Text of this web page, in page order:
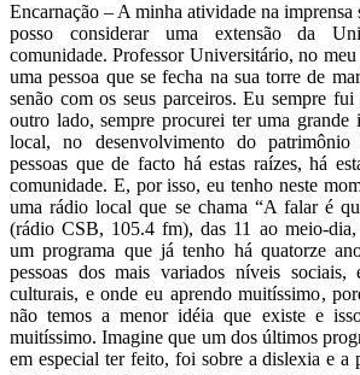
Encarnação – A minha atividade na imprensa
posso considerar uma extensão da
comunidade. Professor Universitário, no meu
uma pessoa que se fecha na sua torre de
senão com os seus parceiros. Eu sempre
outro lado, sempre procurei ter uma grande
local, no desenvolvimento do
pessoas que de facto há estas raízes, há
comunidade. E, por isso, eu tenho neste
uma rádio local que se chama “A falar é
(rádio CSB, 105.4 fm), das 11 ao meio-
um programa que já tenho há quatorze
pessoas dos mais variados níveis sociais,
culturais, e onde eu aprendo muitíssimo,
não temos a menor idéia que existe e
muitíssimo. Imagine que um dos últimos
em especial ter feito, foi sobre a dislexia e a